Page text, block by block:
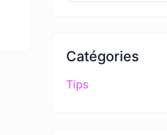
Catégories
Tips